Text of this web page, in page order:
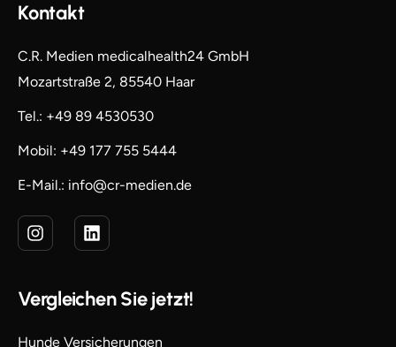
Kontakt
C.R. Medien medicalhealth24 GmbH
Mozartstraße 2, 85540 Haar
Tel.: +49 89 4530530
Mobil: +49 177 755 5444
E-Mail.: info@cr-medien.de
Vergleichen Sie jetzt!
Hunde Versicherungen